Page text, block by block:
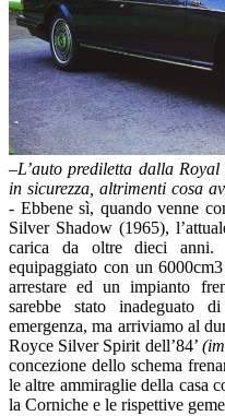
–L’auto prediletta dalla
in sicurezza, altrimenti cosa
- Ebbene sì, quando venne
Silver Shadow (1965),
carica da oltre dieci
equipaggiato con un
arrestare ed un impianto
sarebbe stato inadeguato
emergenza, ma arriviamo al
Royce Silver Spirit dell’84’
concezione dello schema
le altre ammiraglie della casa
la Corniche e le rispettive